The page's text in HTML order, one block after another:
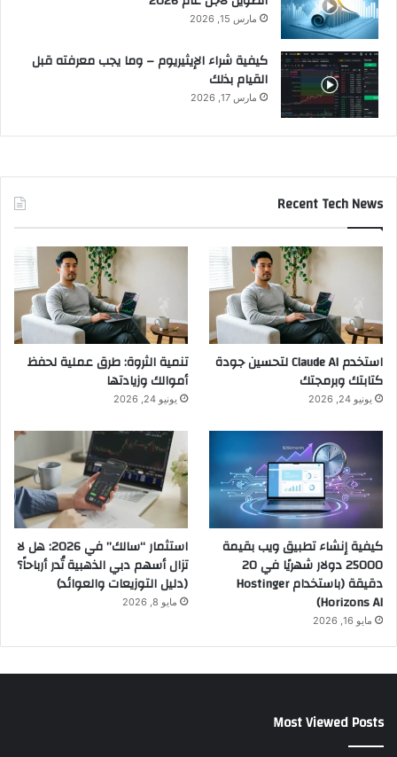
مارس 15, 2026
كيفية شراء الإيثيريوم – وما يجب معرفته قبل
القيام بذلك
مارس 17, 2026
Recent Tech News
استخدم Claude AI لتحسين جودة
كتابتك وبرمجتك
يونيو 24, 2026
تنمية الثروة: طرق عملية لحفظ
أموالك وزيادتها
يونيو 24, 2026
كيفية إنشاء تطبيق ويب بقيمة
25000 دولار شهريًا في 20
دقيقة (باستخدام Hostinger
Horizons AI)
مايو 16, 2026
استثمار “سالك” في 2026: هل لا
تزال أسهم دبي الذهبية تُدر أرباحاً؟
(دليل التوزيعات والعوائد)
مايو 8, 2026
Most Viewed Posts